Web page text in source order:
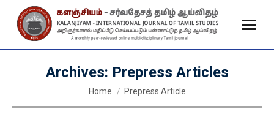
Archives: Prepress Articles
You are here:
Home Prepress Article